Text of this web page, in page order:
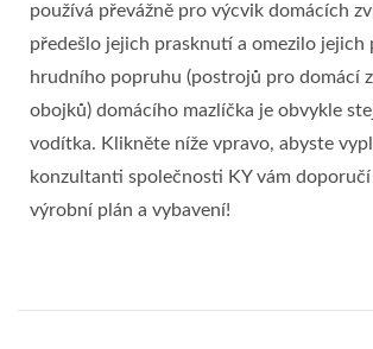
používá převážně pro výcvik domácích
předešlo jejich prasknutí a omezilo jejich
hrudního popruhu (postrojů pro domácí
obojků) domácího mazlíčka je obvykle
vodítka. Klikněte níže vpravo, abyste
konzultanti společnosti KY vám
výrobní plán a vybavení!